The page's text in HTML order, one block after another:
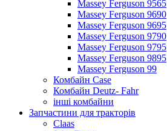
Massey Ferguson 9565
Massey Ferguson 9690
Massey Ferguson 9695
Massey Ferguson 9790
Massey Ferguson 9795
Massey Ferguson 9895
Massey Ferguson 99
Комбайн Case
Комбайн Deutz- Fahr
інші комбайни
Запчастини для тракторів
Claas